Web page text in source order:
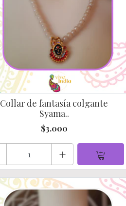
Collar de fantasía colgante
Syama..
$3.000
+